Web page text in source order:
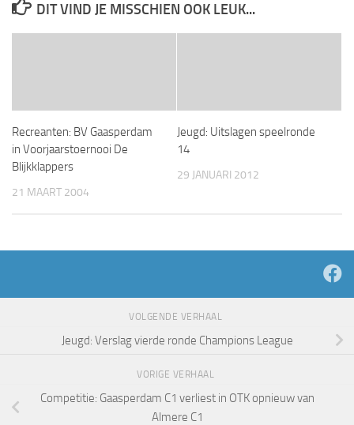
DIT VIND JE MISSCHIEN OOK LEUK...
Recreanten: BV Gaasperdam
in Voorjaarstoernooi De
Blijkklappers
21 MAART 2004
Jeugd: Uitslagen speelronde
14
29 JANUARI 2012
VOLGENDE VERHAAL
Jeugd: Verslag vierde ronde Champions League
VORIGE VERHAAL
Competitie: Gaasperdam C1 verliest in OTK opnieuw van
Almere C1